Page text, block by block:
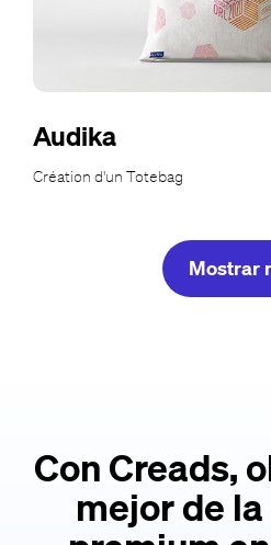
Audika
Création d'un Totebag
Mostrar
Con Creads,
mejor de